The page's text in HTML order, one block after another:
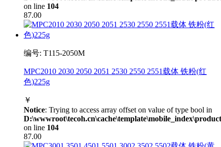
on line 104
87.00
编号: T115-2050M
MPC2010 2030 2050 2051 2530 2550 2551载体 铁粉(红
色)225g
￥
Notice: Trying to access array offset on value of type bool in
on line 104
87.00